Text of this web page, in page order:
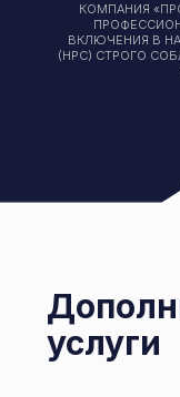
КОМПАНИЯ
ВКЛЮЧЕНИЯ В
(НРС) СТРОГО
услуги